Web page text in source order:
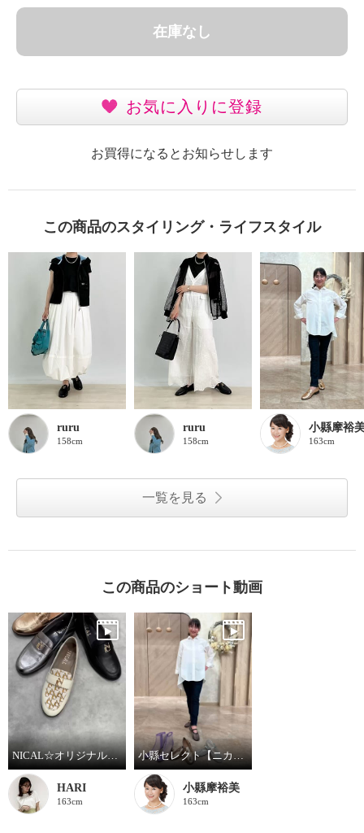
在庫なし
お気に入りに登録
お買得になるとお知らせします
この商品のスタイリング・ライフスタイル
ruru
158cm
ruru
158cm
小縣摩裕
163cm
一覧を見る
この商品のショート動画
NICAL☆オリジナルモチーフバブーシュローファーをご紹介いたします。
HARI
163cm
小縣セレクト【ニカル】 ラインナップ！
小縣摩裕美
163cm